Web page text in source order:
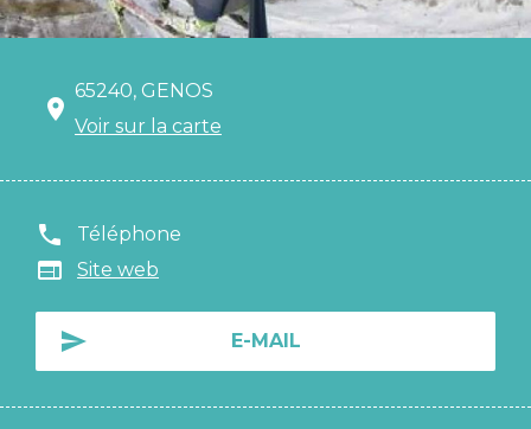
65240, GENOS
Voir sur la carte
Téléphone
Site web
E-MAIL